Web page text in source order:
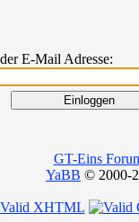
E-Mail Adresse:
GT-Eins
YaBB © 2000-